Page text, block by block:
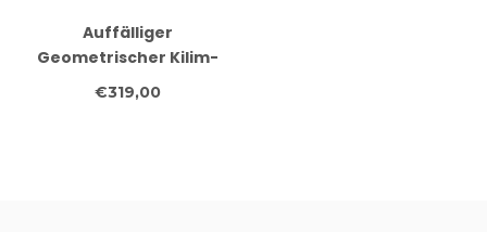
Auffälliger
Geometrischer Kilim-
Läufer – Handgewebter
€319,00